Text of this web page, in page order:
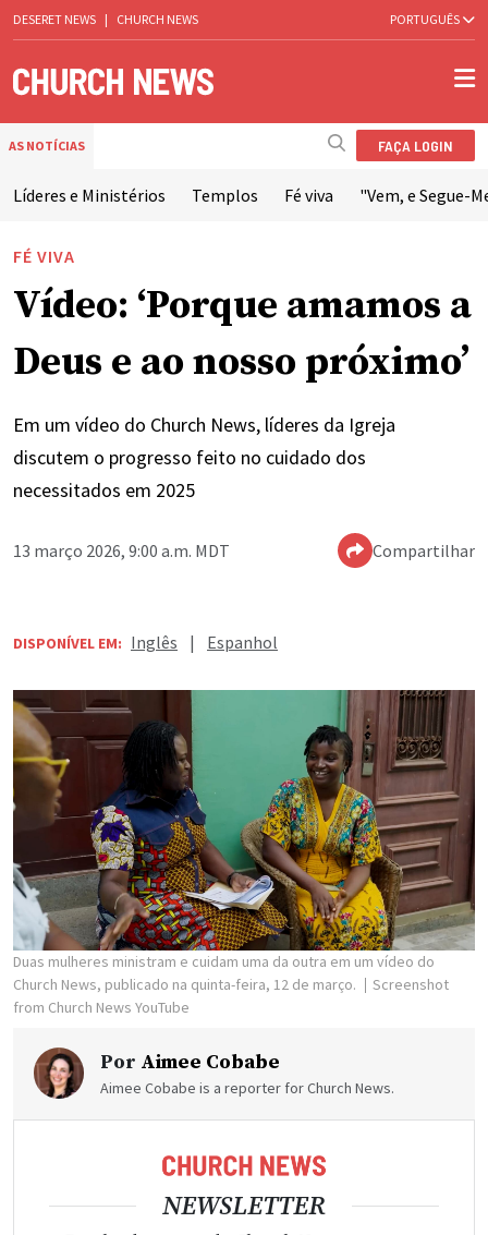
DESERET NEWS | CHURCH NEWS PORTUGUÊS
AS NOTÍCIAS FAÇA LOGIN
Líderes e Ministérios Templos Fé viva "Vem, e Segue-
FÉ VIVA
Vídeo: ‘Porque amamos a
Deus e ao nosso próximo’
Em um vídeo do Church News, líderes da Igreja
discutem o progresso feito no cuidado dos
necessitados em 2025
13 março 2026, 9:00 a.m. MDT Compartilhar
DISPONÍVEL EM: Inglês | Espanhol
Duas mulheres ministram e cuidam uma da outra em um vídeo do
Church News, publicado na quinta-feira, 12 de março.
Screenshot
from Church News YouTube
Por Aimee Cobabe
Aimee Cobabe is a reporter for Church News.
NEWSLETTER